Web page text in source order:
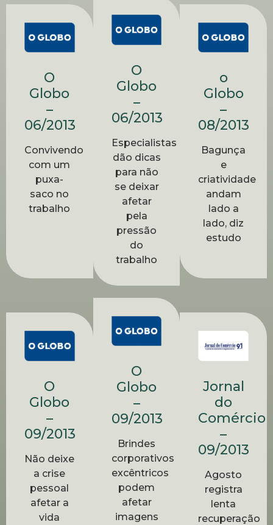
O
Globo
–
06/2013
Convivendo
com um
puxa-
saco no
trabalho
O
Globo
–
06/2013
Especialistas
dão dicas
para não
se deixar
afetar
pela
pressão
do
trabalho
o
Globo
–
08/2013
Bagunça
e
criatividade
andam
lado a
lado, diz
estudo
O
Globo
–
09/2013
Não deixe
a crise
pessoal
afetar a
vida
O
Globo
–
09/2013
Brindes
corporativos
excêntricos
podem
afetar
imagens
Jornal
do
Comércio
–
09/2013
Agosto
registra
lenta
recuperação